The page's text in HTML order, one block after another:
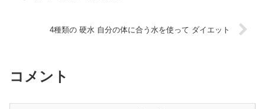
4種類の 硬水 自分の体に合う水を使って ダイエット
コメント